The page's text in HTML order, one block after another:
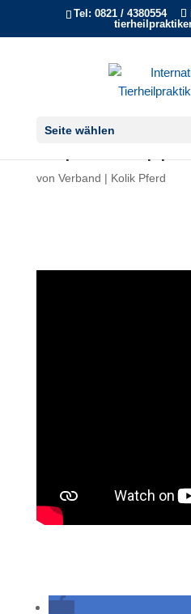
Tel: 0821 / 4380554
Seite wählen
Kolik beim
von Verband | Kolik Pferd